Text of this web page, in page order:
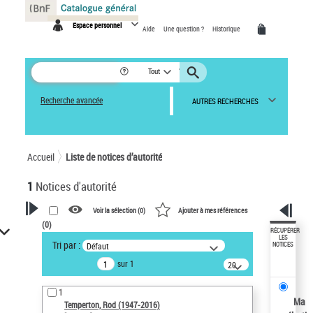
Espace personnel Aide Une question ? Historique
Tout
Recherche avancée AUTRES RECHERCHES
Accueil Liste de notices d’autorité
1 Notices d'autorité
VOTRE RECHERCHE
Recherche avancée dans les
notices d’autorité
Œuvres liées à l'auteur :
Temperton, Rod (1947-2016)
Voir la sélection (0) Ajouter à mes références
(0)
Tri par : Défaut
sur 1
20
résultats/page
1
Temperton, Rod (1947-2016)
RÉCUPÉRER
LES
NOTICES
Ma
Panneau de gestion des cookies